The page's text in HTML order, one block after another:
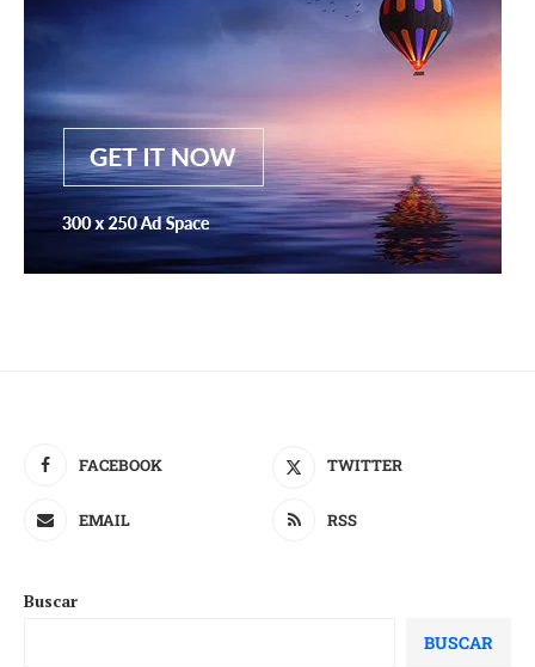
FACEBOOK TWITTER
EMAIL RSS
Buscar
BUSCAR